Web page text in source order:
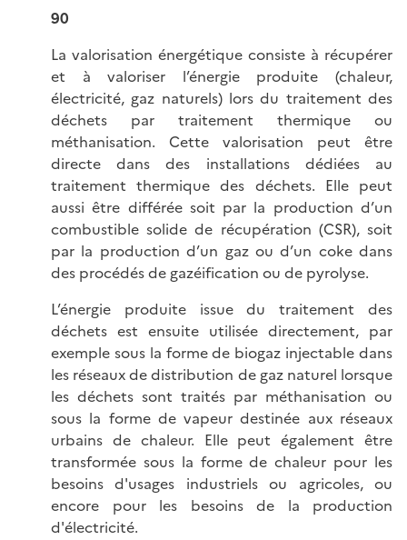
90
La valorisation énergétique consiste à récupérer
et à valoriser l’énergie produite (chaleur,
électricité, gaz naturels) lors du traitement des
déchets par traitement thermique ou
méthanisation. Cette valorisation peut être
directe dans des installations dédiées au
traitement thermique des déchets. Elle peut
aussi être différée soit par la production d’un
combustible solide de récupération (CSR), soit
par la production d’un gaz ou d’un coke dans
des procédés de gazéification ou de pyrolyse.
L’énergie produite issue du traitement des
déchets est ensuite utilisée directement, par
exemple sous la forme de biogaz injectable dans
les réseaux de distribution de gaz naturel lorsque
les déchets sont traités par méthanisation ou
sous la forme de vapeur destinée aux réseaux
urbains de chaleur. Elle peut également être
transformée sous la forme de chaleur pour les
besoins d'usages industriels ou agricoles, ou
encore pour les besoins de la production
d'électricité.